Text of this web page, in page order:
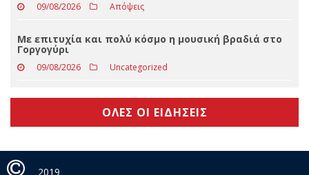
09/08/2026 Απόψεις
Θάλασσα και πισίνα: Πώς θα προστατεύσουμε τα
αυτιά μας το καλοκαίρι
09/08/2026 Απόψεις
Με επιτυχία και πολύ κόσμο η μουσική βραδιά στο
09/08/2026 Uncategorized